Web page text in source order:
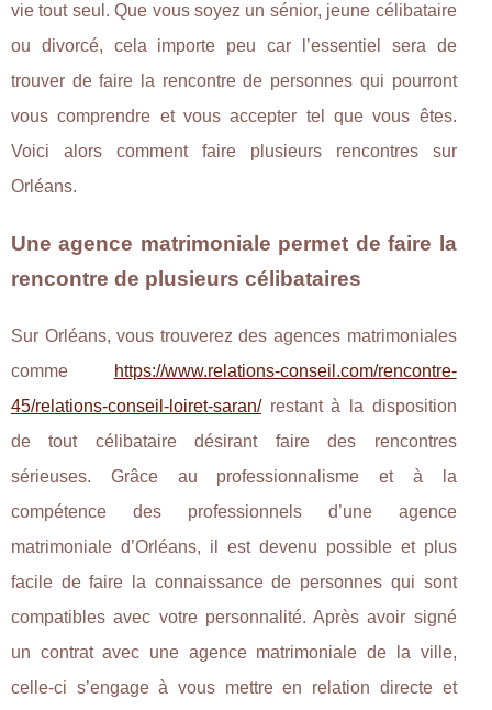
vie tout seul. Que vous soyez un sénior, jeune célibataire
ou divorcé, cela importe peu car l’essentiel sera de
trouver de faire la rencontre de personnes qui pourront
vous comprendre et vous accepter tel que vous êtes.
Voici alors comment faire plusieurs rencontres sur
Orléans.
Une agence matrimoniale permet de faire la
rencontre de plusieurs célibataires
Sur Orléans, vous trouverez des agences matrimoniales
comme
https://www.relations-conseil.com/rencontre-
45/relations-conseil-loiret-saran/restant à la disposition
de tout célibataire désirant faire des rencontres
sérieuses. Grâce au professionnalisme et à la
compétence des professionnels d’une agence
matrimoniale d’Orléans, il est devenu possible et plus
facile de faire la connaissance de personnes qui sont
compatibles avec votre personnalité. Après avoir signé
un contrat avec une agence matrimoniale de la ville,
celle-ci s’engage à vous mettre en relation directe et